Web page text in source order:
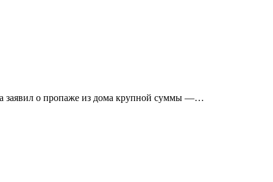
заявил о пропаже из дома крупной суммы —…